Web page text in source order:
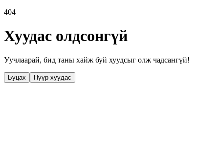
404
Хуудас олдсонгүй
Уучлаарай, бид таны хайж буй хуудсыг олж чадсангүй!
Буцах Нүүр хуудас